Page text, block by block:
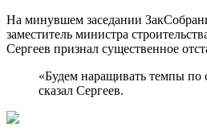
На минувшем заседании
заместитель министра
Сергеев признал существенное
«Будем наращивать темпы по
сказал Сергеев.